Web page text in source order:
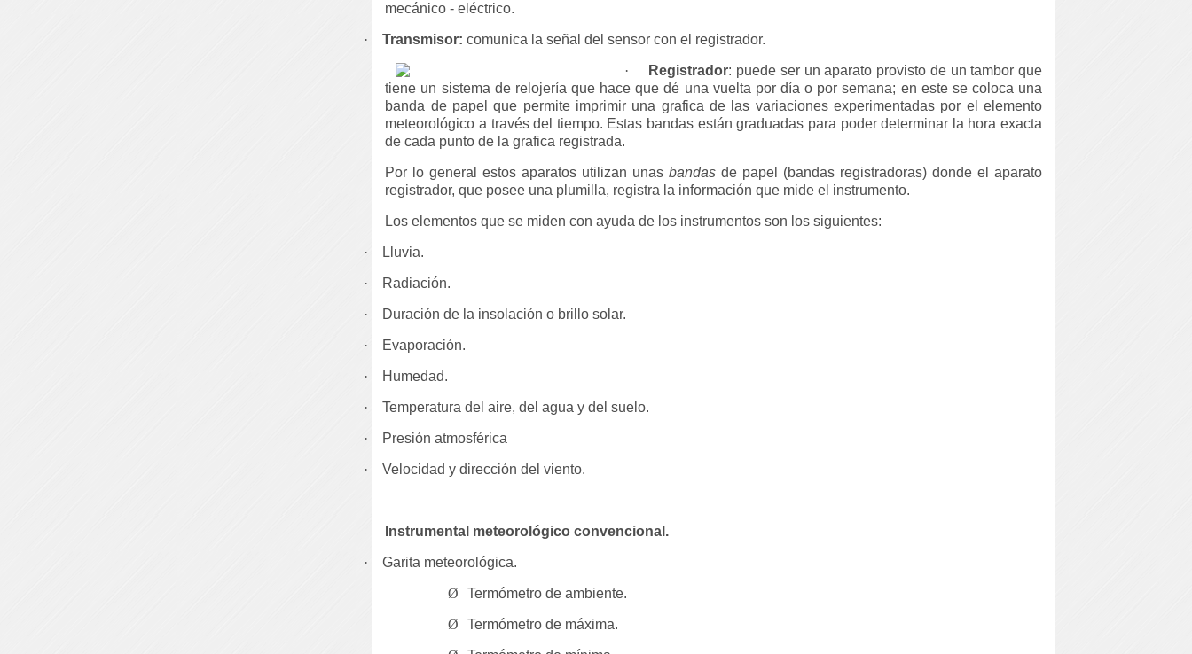
mecánico - eléctrico.
· Transmisor: comunica la señal del sensor con el registrador.
· Registrador: puede ser un aparato provisto de un tambor que
tiene un sistema de relojería que hace que dé una vuelta por día o por semana; en este se coloca una
banda de papel que permite imprimir una grafica de las variaciones experimentadas por el elemento
meteorológico a través del tiempo. Estas bandas están graduadas para poder determinar la hora exacta
de cada punto de la grafica registrada.
Por lo general estos aparatos utilizan unasbandas de papel (bandas registradoras) donde el aparato
registrador, que posee una plumilla, registra la información que mide el instrumento.
Los elementos que se miden con ayuda de los instrumentos son los siguientes:
· Lluvia.
· Radiación.
· Duración de la insolación o brillo solar.
· Evaporación.
· Humedad.
· Temperatura del aire, del agua y del suelo.
· Presión atmosférica
· Velocidad y dirección del viento.
Instrumental meteorológico convencional.
· Garita meteorológica.
Ø Termómetro de ambiente.
Ø Termómetro de máxima.